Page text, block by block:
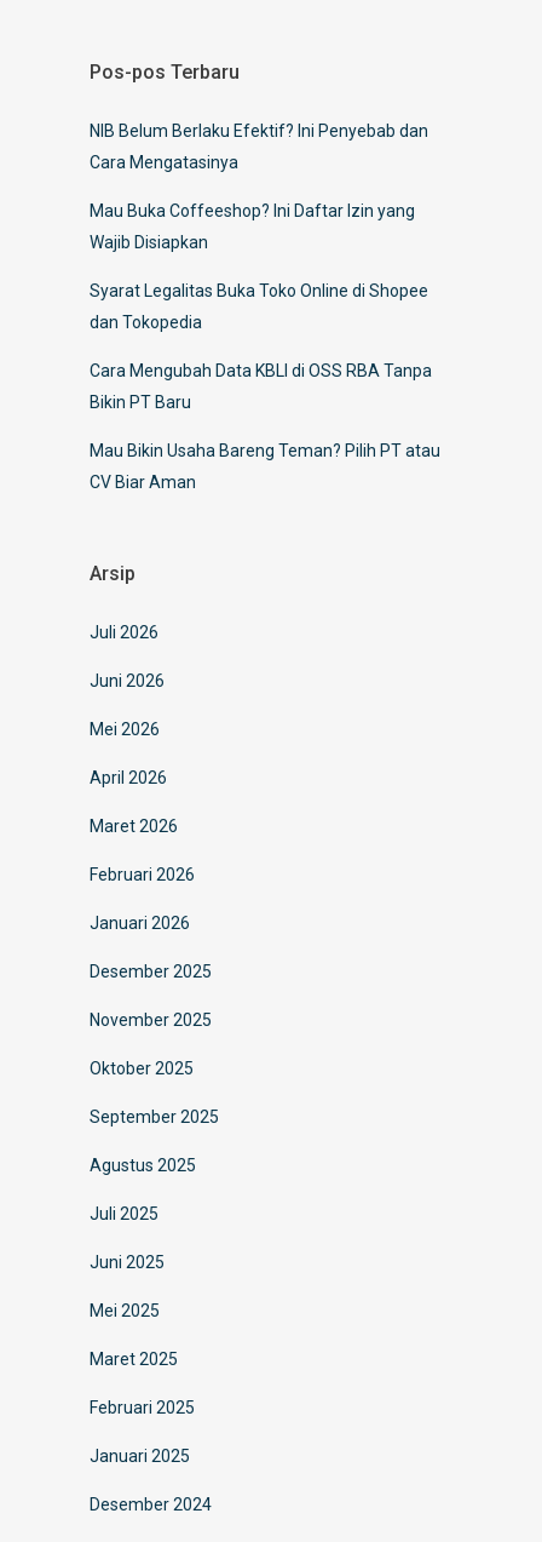
Pos-pos Terbaru
NIB Belum Berlaku Efektif? Ini Penyebab dan
Cara Mengatasinya
Mau Buka Coffeeshop? Ini Daftar Izin yang
Wajib Disiapkan
Syarat Legalitas Buka Toko Online di Shopee
dan Tokopedia
Cara Mengubah Data KBLI di OSS RBA Tanpa
Bikin PT Baru
Mau Bikin Usaha Bareng Teman? Pilih PT atau
CV Biar Aman
Arsip
Juli 2026
Juni 2026
Mei 2026
April 2026
Maret 2026
Februari 2026
Januari 2026
Desember 2025
November 2025
Oktober 2025
September 2025
Agustus 2025
Juli 2025
Juni 2025
Mei 2025
Maret 2025
Februari 2025
Januari 2025
Desember 2024